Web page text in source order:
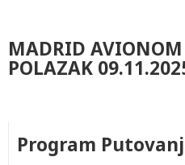
MADRID
POLAZAK
Program